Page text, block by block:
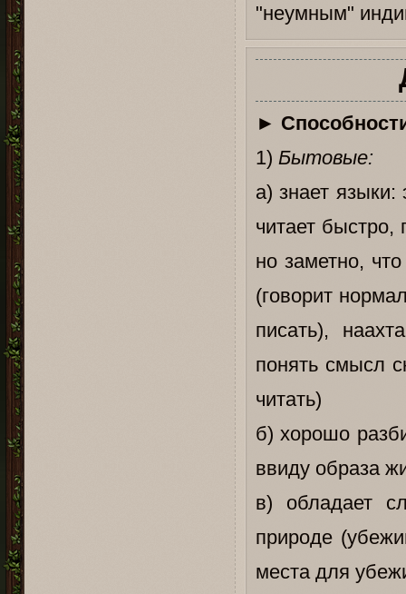
"неумным"
►
1) Бытовые:
а) знает языки:
читает быстро,
но заметно,
(говорит
писать),
понять смысл
читать)
б) хорошо
ввиду образа
в) обладает
природе
места для